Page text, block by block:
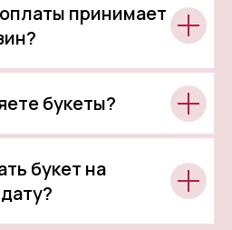
принимает
букеты?
букет на